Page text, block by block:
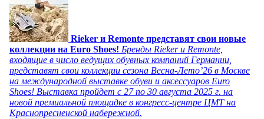
Rieker и Remonte представят свои новые
коллекции на Euro Shoes! Бренды Rieker и Remonte,
входящие в число ведущих обувных компаний Германии,
представят свои коллекции сезона Весна-Лето’26 в Москве
на международной выставке обуви и аксессуаров Euro
Shoes! Выставка пройдет c 27 по 30 августа 2025 г. на
новой премиальной площадке в конгресс-центре ЦМТ на
Краснопресненской набережной.